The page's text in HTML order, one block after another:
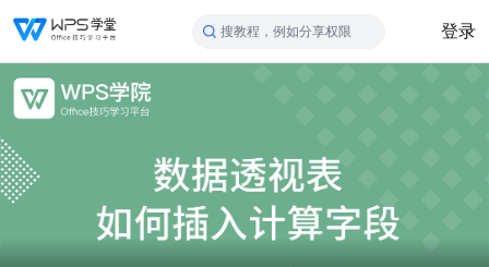
搜教程，例如分享权限 登录